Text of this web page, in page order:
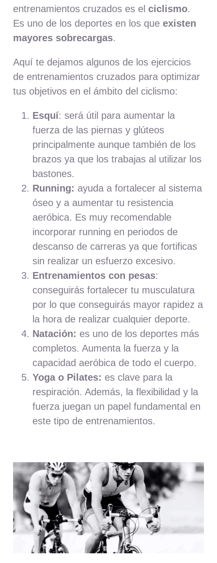
entrenamientos cruzados es elciclismo.
Es uno de los deportes en los queexisten
mayores sobrecargas.
Aquí te dejamos algunos de los ejercicios
de entrenamientos cruzados para optimizar
tus objetivos en el ámbito del ciclismo:
Esquí: será útil para aumentar la
fuerza de las piernas y glúteos
principalmente aunque también de los
brazos ya que los trabajas al utilizar los
bastones.
Running: ayuda a fortalecer al sistema
óseo y a aumentar tu resistencia
aeróbica. Es muy recomendable
incorporar running en periodos de
descanso de carreras ya que fortificas
sin realizar un esfuerzo excesivo.
Entrenamientos con pesas:
conseguirás fortalecer tu musculatura
por lo que conseguirás mayor rapidez a
la hora de realizar cualquier deporte.
Natación: es uno de los deportes más
completos. Aumenta la fuerza y la
capacidad aeróbica de todo el cuerpo.
Yoga o Pilates: es clave para la
respiración. Además, la flexibilidad y la
fuerza juegan un papel fundamental en
este tipo de entrenamientos.